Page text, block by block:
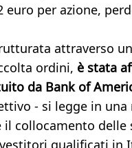
euro per azione,
attraverso
ordini, è stata
da Bank of
- si legge in una
il collocamento delle
qualificati in